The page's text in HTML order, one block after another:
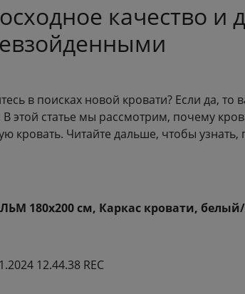
качество и
в поисках новой кровати? Если да, то
этой статье мы рассмотрим, почему
кровать. Читайте дальше, чтобы
180x200 см, Каркас кровати,